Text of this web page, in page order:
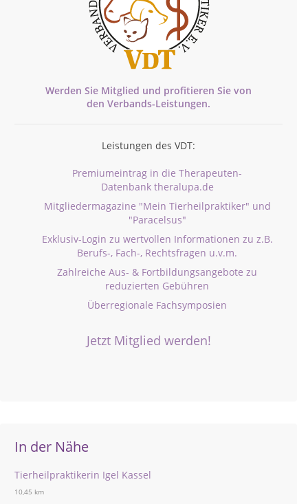
Werden Sie Mitglied und profitieren Sie von
den Verbands-Leistungen.
Leistungen des VDT:
Premiumeintrag in die Therapeuten-
Datenbank theralupa.de
Mitgliedermagazine "Mein Tierheilpraktiker" und
"Paracelsus"
Exklusiv-Login zu wertvollen Informationen zu z.B.
Berufs-, Fach-, Rechtsfragen u.v.m.
Zahlreiche Aus- & Fortbildungsangebote zu
reduzierten Gebühren
Überregionale Fachsymposien
Jetzt Mitglied werden!
In der Nähe
Tierheilpraktikerin Igel Kassel
10,45 km